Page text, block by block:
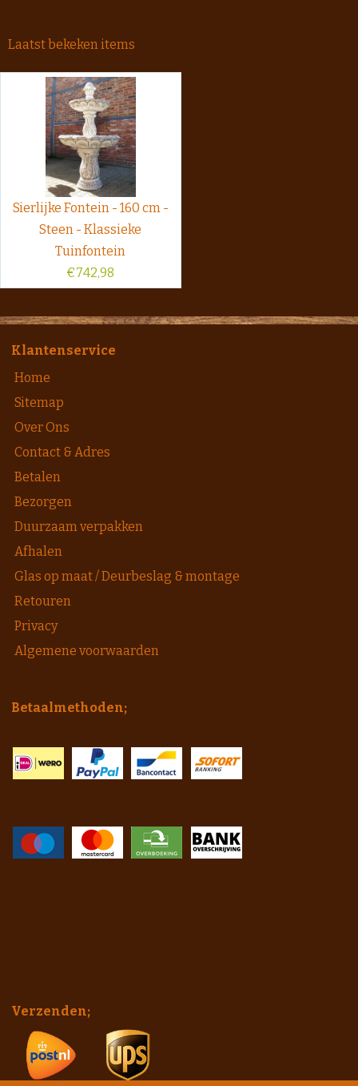
Laatst bekeken items
Sierlijke Fontein - 160 cm -
Steen - Klassieke
Tuinfontein
€742,98
Klantenservice
Home
Sitemap
Over Ons
Contact & Adres
Betalen
Bezorgen
Duurzaam verpakken
Afhalen
Glas op maat / Deurbeslag & montage
Retouren
Privacy
Algemene voorwaarden
Betaalmethoden;
Verzenden;